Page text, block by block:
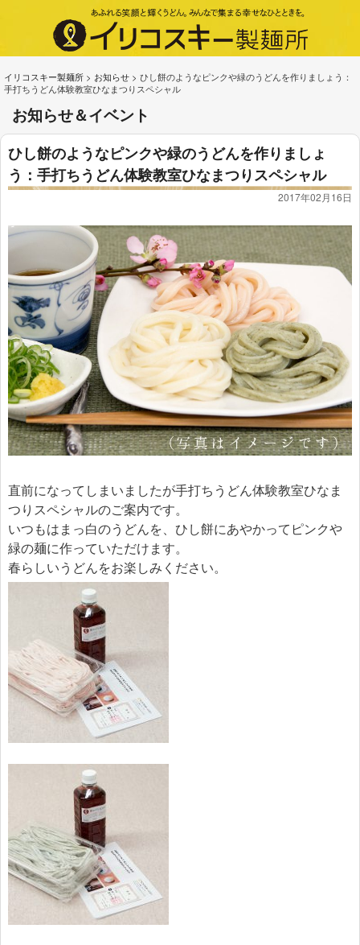
イリコスキー製麺所 > お知らせ > ひし餅のようなピンクや緑のうどんを作りましょう：
手打ちうどん体験教室ひなまつりスペシャル
お知らせ＆イベント
ひし餅のようなピンクや緑のうどんを作りましょ
う：手打ちうどん体験教室ひなまつりスペシャル
2017年02月16日
直前になってしまいましたが手打ちうどん体験教室ひなま
つりスペシャルのご案内です。
いつもはまっ白のうどんを、ひし餅にあやかってピンクや
緑の麺に作っていただけます。
春らしいうどんをお楽しみください。